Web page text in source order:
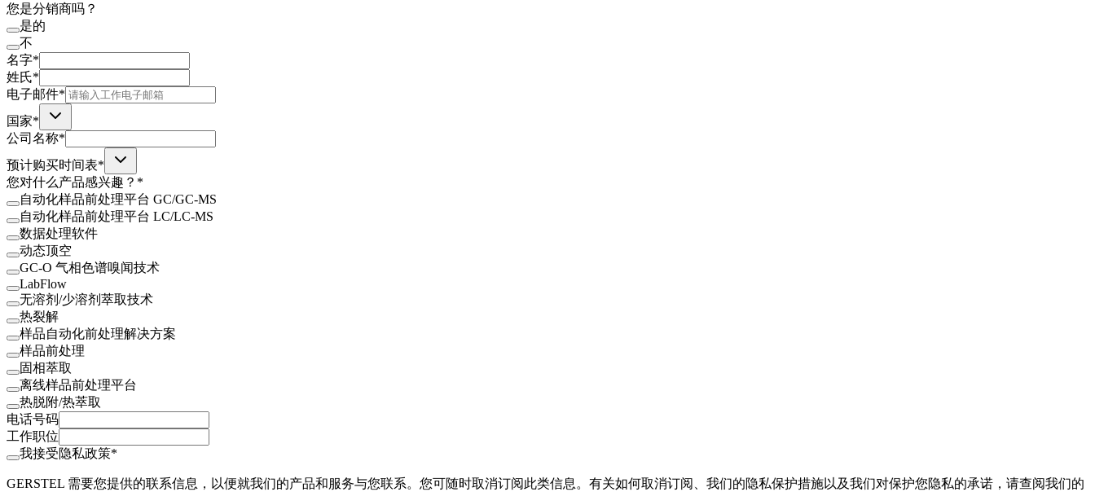
您是分销商吗？
是的
不
名字*
姓氏*
电子邮件*
国家*
公司名称*
预计购买时间表*
您对什么产品感兴趣？*
自动化样品前处理平台 GC/GC-MS
自动化样品前处理平台 LC/LC-MS
数据处理软件
动态顶空
GC-O 气相色谱嗅闻技术
LabFlow
无溶剂/少溶剂萃取技术
热裂解
样品自动化前处理解决方案
样品前处理
固相萃取
离线样品前处理平台
热脱附/热萃取
电话号码
工作职位
我接受隐私政策*
GERSTEL 需要您提供的联系信息，以便就我们的产品和服务与您联系。您可随时取消订阅此类信息。有关如何取消订阅、我们的隐私保护措施以及我们对保护您隐私的承诺，请查阅我们的